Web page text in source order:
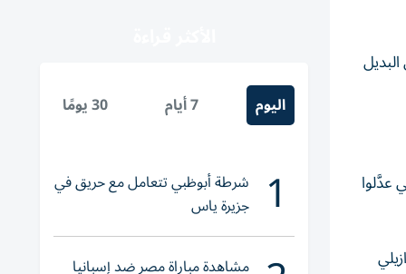
الدقيقة 90+6، قبل أن يسجل البديل
عدَّلوا
اليوم 7 أيام 30 يومًا
1 شرطة أبوظبي تتعامل مع حريق في
جزيرة ياس
مشاهدة مباراة مصر ضد إسبانيا